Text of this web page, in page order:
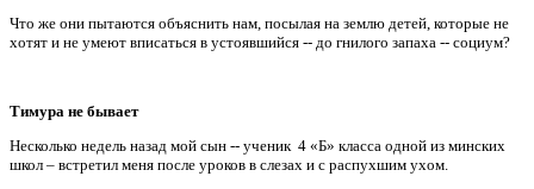
Что же они пытаются объяснить нам, посылая на землю детей, которые не
хотят и не умеют вписаться в устоявшийся -- до гнилого запаха -- социум?
Тимура не бывает
Несколько недель назад мой сын -- ученик 4 «Б» класса одной из минских
школ – встретил меня после уроков в слезах и с распухшим ухом.